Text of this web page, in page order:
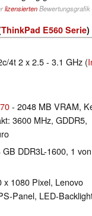
lizensiertenBewertungsgrafik
ThinkPad E560 Serie)
4t 2 x 2.5 - 3.1 GHz (
- 2048 MB VRAM,
3600 MHz, GDDR5,
GB DDR3L-1600, 1
x 1080 Pixel, Lenovo
Panel, LED-